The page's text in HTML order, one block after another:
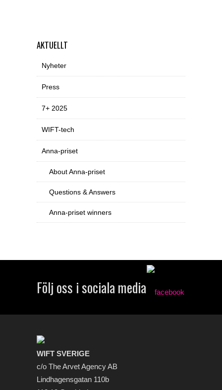
AKTUELLT
Nyheter
Press
7+ 2025
WIFT-tech
Anna-priset
About Anna-priset
Questions & Answers
Anna-priset winners
Följ oss i sociala media
WIFT SVERIGE
c/o The Arvet Agency AB
Lindhagensgatan 110b